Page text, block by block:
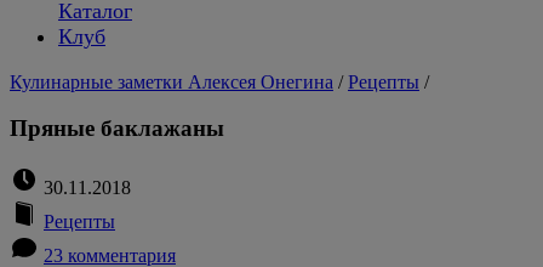
Каталог
Клуб
Кулинарные заметки Алексея Онегина /Рецепты /
Пряные баклажаны
30.11.2018
Рецепты
23 комментария